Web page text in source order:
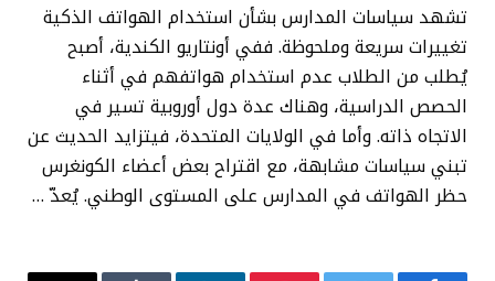
تشهد سياسات المدارس بشأن استخدام الهواتف الذكية
تغييرات سريعة وملحوظة. ففي أونتاريو الكندية، أصبح
يُطلب من الطلاب عدم استخدام هواتفهم في أثناء
الحصص الدراسية، وهناك عدة دول أوروبية تسير في
الاتجاه ذاته. وأما في الولايات المتحدة، فيتزايد الحديث عن
تبني سياسات مشابهة، مع اقتراح بعض أعضاء الكونغرس
حظر الهواتف في المدارس على المستوى الوطني. يُعدّ …